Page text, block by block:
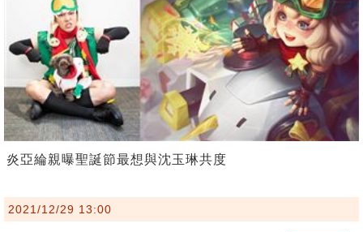
炎亞綸親曝聖誕節最想與沈玉琳共度
2021/12/29 13:00